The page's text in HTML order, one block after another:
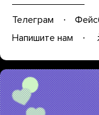
Телеграм
Напишите нам